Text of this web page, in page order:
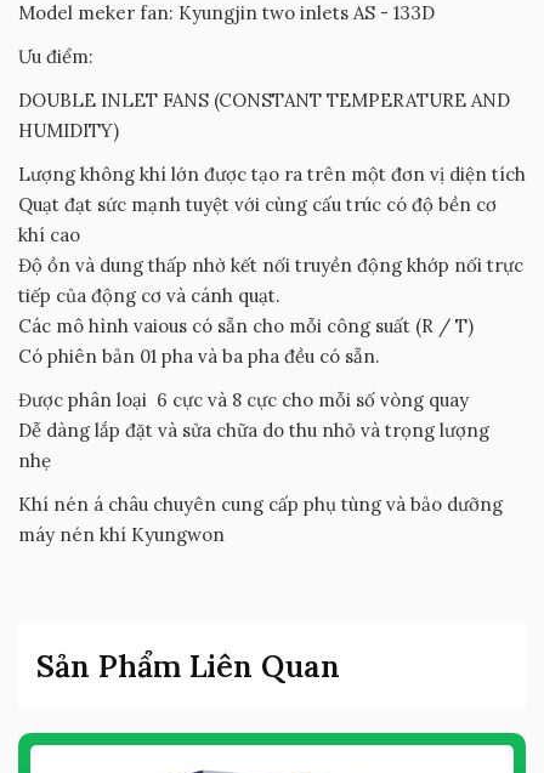
Model meker fan: Kyungjin two inlets AS - 133D
Ưu điểm:
DOUBLE INLET FANS (CONSTANT TEMPERATURE AND
HUMIDITY)
Lượng không khí lớn được tạo ra trên một đơn vị diện tích
Quạt đạt sức mạnh tuyệt với cùng cấu trúc có độ bền cơ
khí cao
Độ ồn và dung thấp nhờ kết nối truyền động khớp nối trực
tiếp của động cơ và cánh quạt.
Các mô hình vaious có sẵn cho mỗi công suất (R / T)
Có phiên bản 01 pha và ba pha đều có sẵn.
Được phân loại 6 cực và 8 cực cho mỗi số vòng quay
Dễ dàng lắp đặt và sửa chữa do thu nhỏ và trọng lượng
nhẹ
Khí nén á châu chuyên cung cấp phụ tùng và bảo dưỡng
máy nén khí Kyungwon
Sản Phẩm Liên Quan